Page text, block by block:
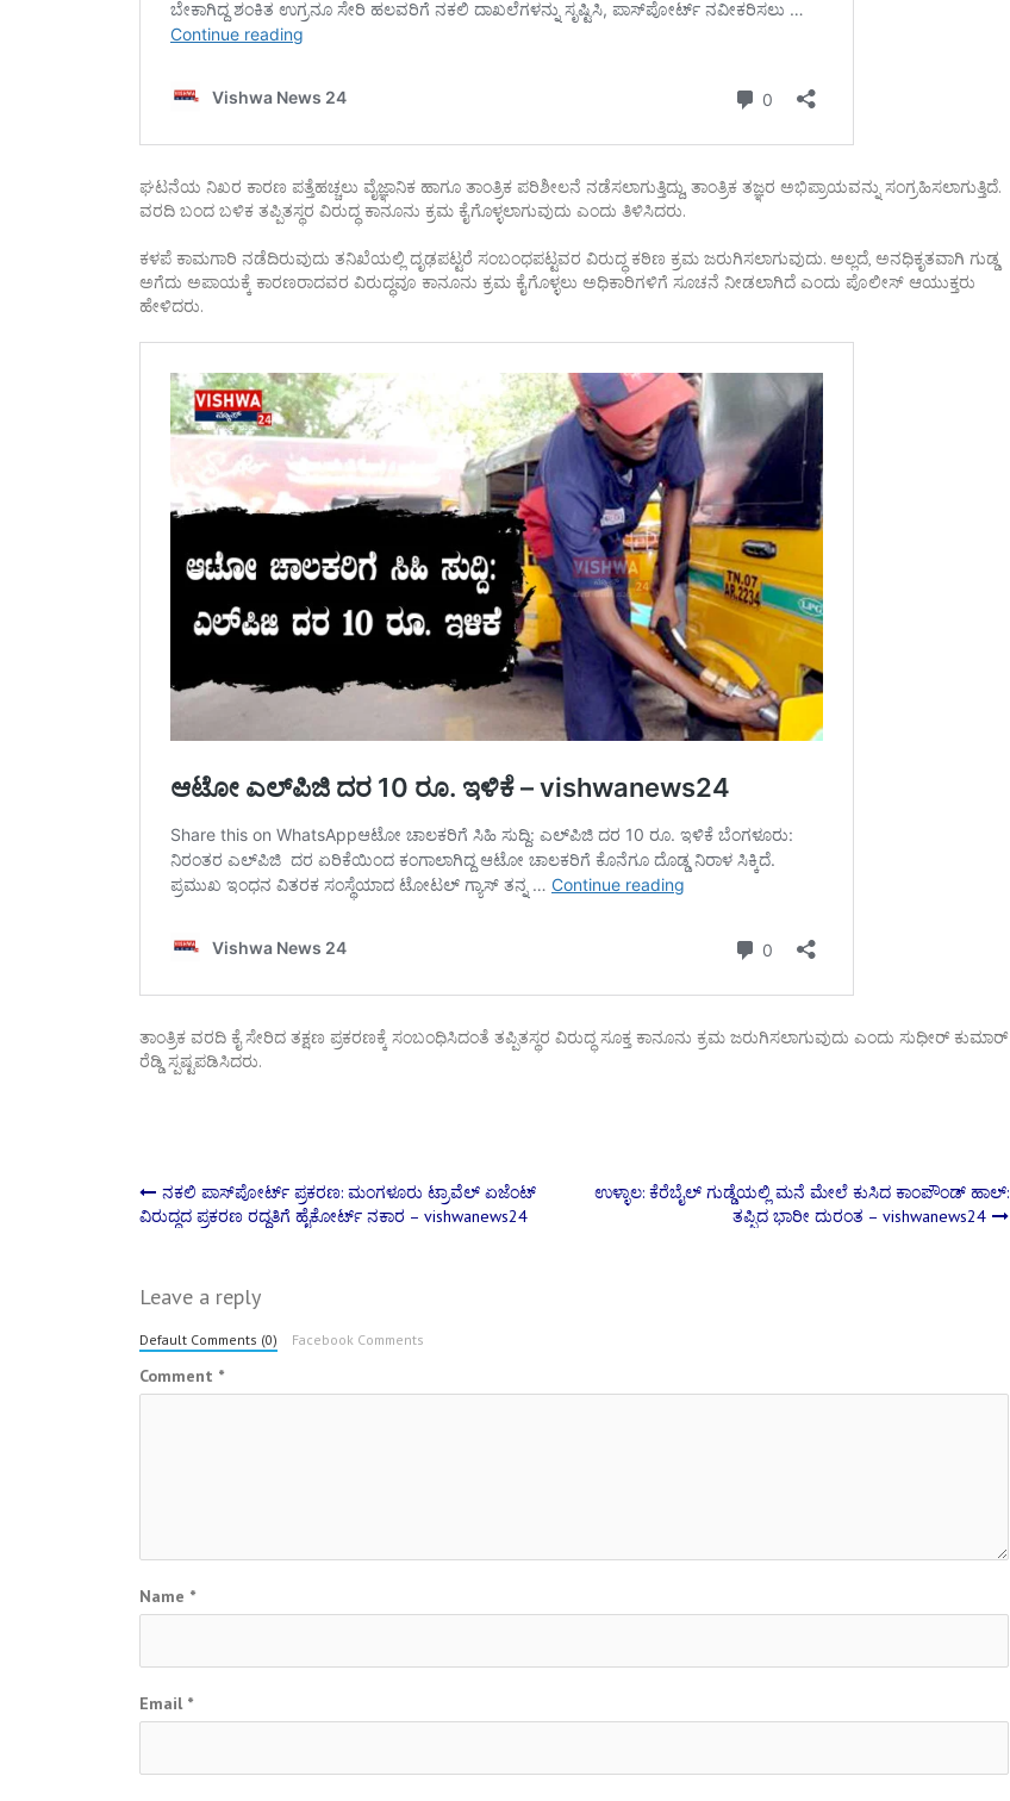
ಘಟನೆಯ ನಿಖರ ಕಾರಣ ಪತ್ತೆಹಚ್ಚಲು ವೈಜ್ಞಾನಿಕ ಹಾಗೂ ತಾಂತ್ರಿಕ ಪರಿಶೀಲನೆ ನಡೆಸಲಾಗುತ್ತಿದ್ದು, ತಾಂತ್ರಿಕ ತಜ್ಞರ ಅಭಿಪ್ರಾಯವನ್ನು ಸಂಗ್ರಹಿಸಲಾಗುತ್ತಿದೆ.
ವರದಿ ಬಂದ ಬಳಿಕ ತಪ್ಪಿತಸ್ಥರ ವಿರುದ್ಧ ಕಾನೂನು ಕ್ರಮ ಕೈಗೊಳ್ಳಲಾಗುವುದು ಎಂದು ತಿಳಿಸಿದರು.
ಕಳಪೆ ಕಾಮಗಾರಿ ನಡೆದಿರುವುದು ತನಿಖೆಯಲ್ಲಿ ದೃಢಪಟ್ಟರೆ ಸಂಬಂಧಪಟ್ಟವರ ವಿರುದ್ಧ ಕಠಿಣ ಕ್ರಮ ಜರುಗಿಸಲಾಗುವುದು. ಅಲ್ಲದೆ, ಅನಧಿಕೃತವಾಗಿ ಗುಡ್ಡ
ಅಗೆದು ಅಪಾಯಕ್ಕೆ ಕಾರಣರಾದವರ ವಿರುದ್ಧವೂ ಕಾನೂನು ಕ್ರಮ ಕೈಗೊಳ್ಳಲು ಅಧಿಕಾರಿಗಳಿಗೆ ಸೂಚನೆ ನೀಡಲಾಗಿದೆ ಎಂದು ಪೊಲೀಸ್ ಆಯುಕ್ತರು
ಹೇಳಿದರು.
ತಾಂತ್ರಿಕ ವರದಿ ಕೈ ಸೇರಿದ ತಕ್ಷಣ ಪ್ರಕರಣಕ್ಕೆ ಸಂಬಂಧಿಸಿದಂತೆ ತಪ್ಪಿತಸ್ಥರ ವಿರುದ್ಧ ಸೂಕ್ತ ಕಾನೂನು ಕ್ರಮ ಜರುಗಿಸಲಾಗುವುದು ಎಂದು ಸುಧೀರ್ ಕುಮಾರ್
ರೆಡ್ಡಿ ಸ್ಪಷ್ಟಪಡಿಸಿದರು.
Post
ನಕಲಿ ಪಾಸ್‌ಪೋರ್ಟ್‌ ಪ್ರಕರಣ: ಮಂಗಳೂರು ಟ್ರಾವೆಲ್‌ ಏಜೆಂಟ್‌
ವಿರುದ್ಧದ ಪ್ರಕರಣ ರದ್ದತಿಗೆ ಹೈಕೋರ್ಟ್ ನಕಾರ – vishwanews24
ಉಳ್ಳಾಲ: ಕೆರೆಬೈಲ್ ಗುಡ್ಡೆಯಲ್ಲಿ ಮನೆ ಮೇಲೆ ಕುಸಿದ ಕಾಂಪೌಂಡ್ ಹಾಲ್:
ತಪ್ಪಿದ ಭಾರೀ ದುರಂತ – vishwanews24
Leave a reply
Default Comments (0) Facebook Comments
Comment *
Name *
Email *